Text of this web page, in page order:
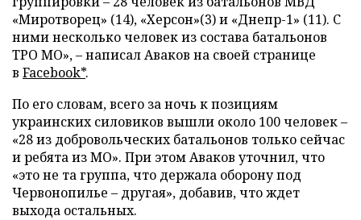
«Миротворец» (14), «Херсон»(3) и «Днепр-1» (11). С
ними несколько человек из состава батальонов
ТРО МО», – написал Аваков на своей странице
в Facebook*.
По его словам, всего за ночь к позициям
украинских силовиков вышли около 100 человек –
«28 из добровольческих батальонов только сейчас
и ребята из МО». При этом Аваков уточнил, что
«это не та группа, что держала оборону под
Червонопилье – другая», добавив, что ждет
выхода остальных.